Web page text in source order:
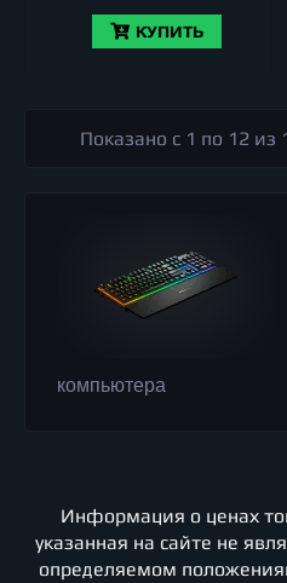
КУПИТЬ
Показано с 1 по 12 из
компьютера
Информация о ценах
указанная на сайте не
определяемом